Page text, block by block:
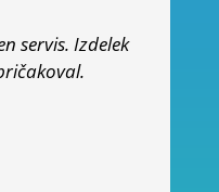
servis. Izdelek